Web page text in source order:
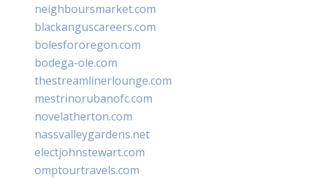
neighboursmarket.com
blackanguscareers.com
bolesfororegon.com
bodega-ole.com
thestreamlinerlounge.com
mestrinorubanofc.com
novelatherton.com
nassvalleygardens.net
electjohnstewart.com
omptourtravels.com